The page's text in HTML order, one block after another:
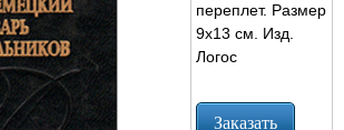
переплет. Размер
9х13 см. Изд.
Логос